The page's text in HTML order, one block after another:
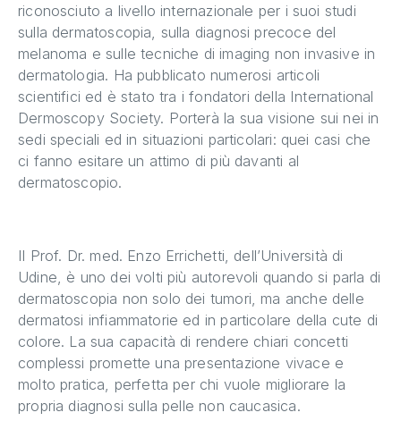
riconosciuto a livello internazionale per i suoi studi
sulla dermatoscopia, sulla diagnosi precoce del
melanoma e sulle tecniche di imaging non invasive in
dermatologia. Ha pubblicato numerosi articoli
scientifici ed è stato tra i fondatori della International
Dermoscopy Society. Porterà la sua visione sui nei in
sedi speciali ed in situazioni particolari: quei casi che
ci fanno esitare un attimo di più davanti al
dermatoscopio.
Il Prof. Dr. med. Enzo Errichetti, dell’Università di
Udine, è uno dei volti più autorevoli quando si parla di
dermatoscopia non solo dei tumori, ma anche delle
dermatosi infiammatorie ed in particolare della cute di
colore. La sua capacità di rendere chiari concetti
complessi promette una presentazione vivace e
molto pratica, perfetta per chi vuole migliorare la
propria diagnosi sulla pelle non caucasica.